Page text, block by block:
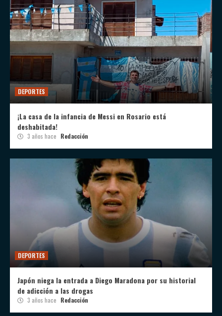
DEPORTES
¡La casa de la infancia de Messi en Rosario está
deshabitada!
3 años hace Redacción
DEPORTES
Japón niega la entrada a Diego Maradona por su historial
de adicción a las drogas
3 años hace Redacción